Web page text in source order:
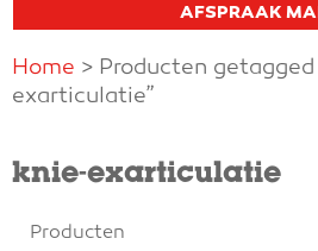
AFSPRAAK
Home > Producten
exarticulatie”
knie-exarticulatie
Producten